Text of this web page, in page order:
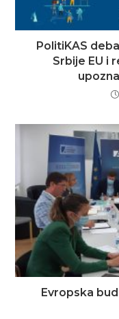
PolitiKAS
Srbije EU i
Evropska